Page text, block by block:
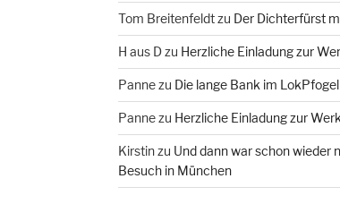
Tom Breitenfeldtzu Der Dichterfürst
H aus Dzu Herzliche Einladung zur
Pannezu Die lange Bank im LokPfogel
Pannezu Herzliche Einladung zur
Kirstinzu Und dann war schon wieder
Besuch in München